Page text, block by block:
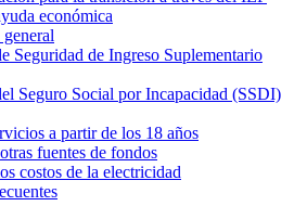
económica
Seguridad de Ingreso Suplementario
Seguro Social por Incapacidad (SSDI)
a partir de los 18 años
fuentes de fondos
costos de la electricidad